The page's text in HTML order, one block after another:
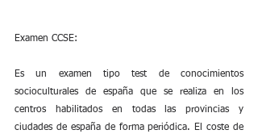
Examen CCSE:
Es un examen tipo test de conocimientos
socioculturales de españa que se realiza en los
centros habilitados en todas las provincias y
ciudades de españa de forma periódica. El coste de